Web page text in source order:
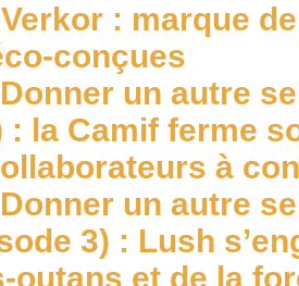
Verkor : marque
conçues
Donner un autre
: la Camif ferme
à
Donner un autre
3) : Lush
outans et de la